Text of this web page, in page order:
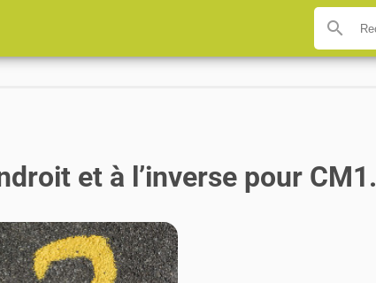
search
et à l’inverse pour CM1.